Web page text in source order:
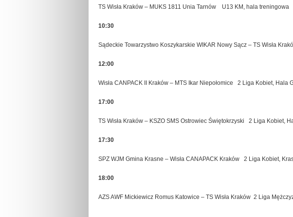
TS Wisła Kraków – MUKS 1811 Unia Tarnów U13 KM, hala treningowa
10:30
Sądeckie Towarzystwo Koszykarskie WIKAR Nowy Sącz – TS Wisła
12:00
Wisła CANPACK II Kraków – MTS Ikar Niepołomice 2 Liga Kobiet, Hala
17:00
TS Wisła Kraków – KSZO SMS Ostrowiec Świętokrzyski 2 Liga Kobiet,
17:30
SPZ WJM Gmina Krasne – Wisła CANAPACK Kraków 2 Liga Kobiet,
18:00
AZS AWF Mickiewicz Romus Katowice – TS Wisła Kraków 2 Liga